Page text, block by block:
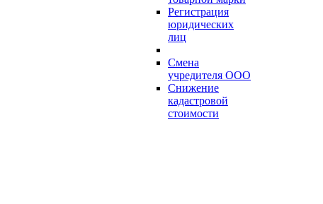
Регистрация
юридических
лиц
Смена
учредителя ООО
Снижение
кадастровой
стоимости